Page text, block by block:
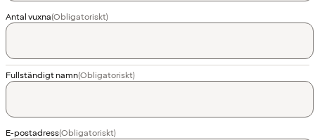
Antal vuxna(Obligatoriskt)
Fullständigt namn(Obligatoriskt)
E-postadress(Obligatoriskt)